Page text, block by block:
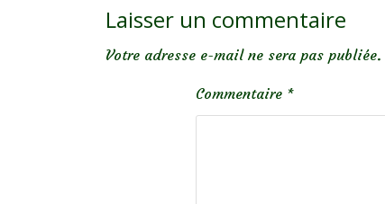
Laisser un commentaire
Votre adresse e-mail ne sera pas publiée.
Commentaire *